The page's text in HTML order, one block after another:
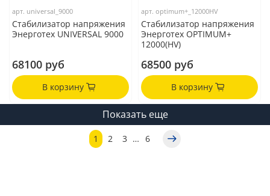
арт. universal_9000
Стабилизатор напряжения
Энерготех UNIVERSAL 9000
68100 руб
В корзину
арт.optimum+_12000HV
Стабилизатор напряжения
Энерготех OPTIMUM+
12000(HV)
68500 руб
В корзину
Показать еще
1 2 3 … 6